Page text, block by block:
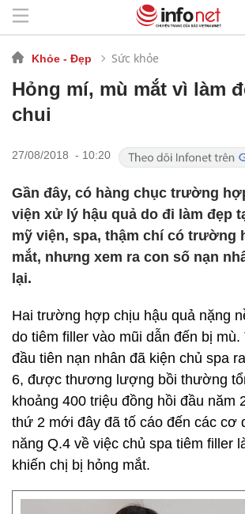
Khỏe - Đẹp Sức khỏe
Hỏng mí, mù mắt vì làm
chui
27/08/2018 - 10:20
Gần đây, có hàng chục trường
viện xử lý hậu quả do đi làm đẹp
mỹ viện, spa, thậm chí có trường
mắt, nhưng xem ra con số nạn
lại.
Hai trường hợp chịu hậu quả nặng
do tiêm filler vào mũi dẫn đến bị
đầu tiên nạn nhân đã kiện chủ spa
6, được thương lượng bồi thường
khoảng 400 triệu đồng hồi đầu năm
thứ 2 mới đây đã tố cáo đến các cơ
năng Q.4 về việc chủ spa tiêm filler
khiến chị bị hỏng mắt.